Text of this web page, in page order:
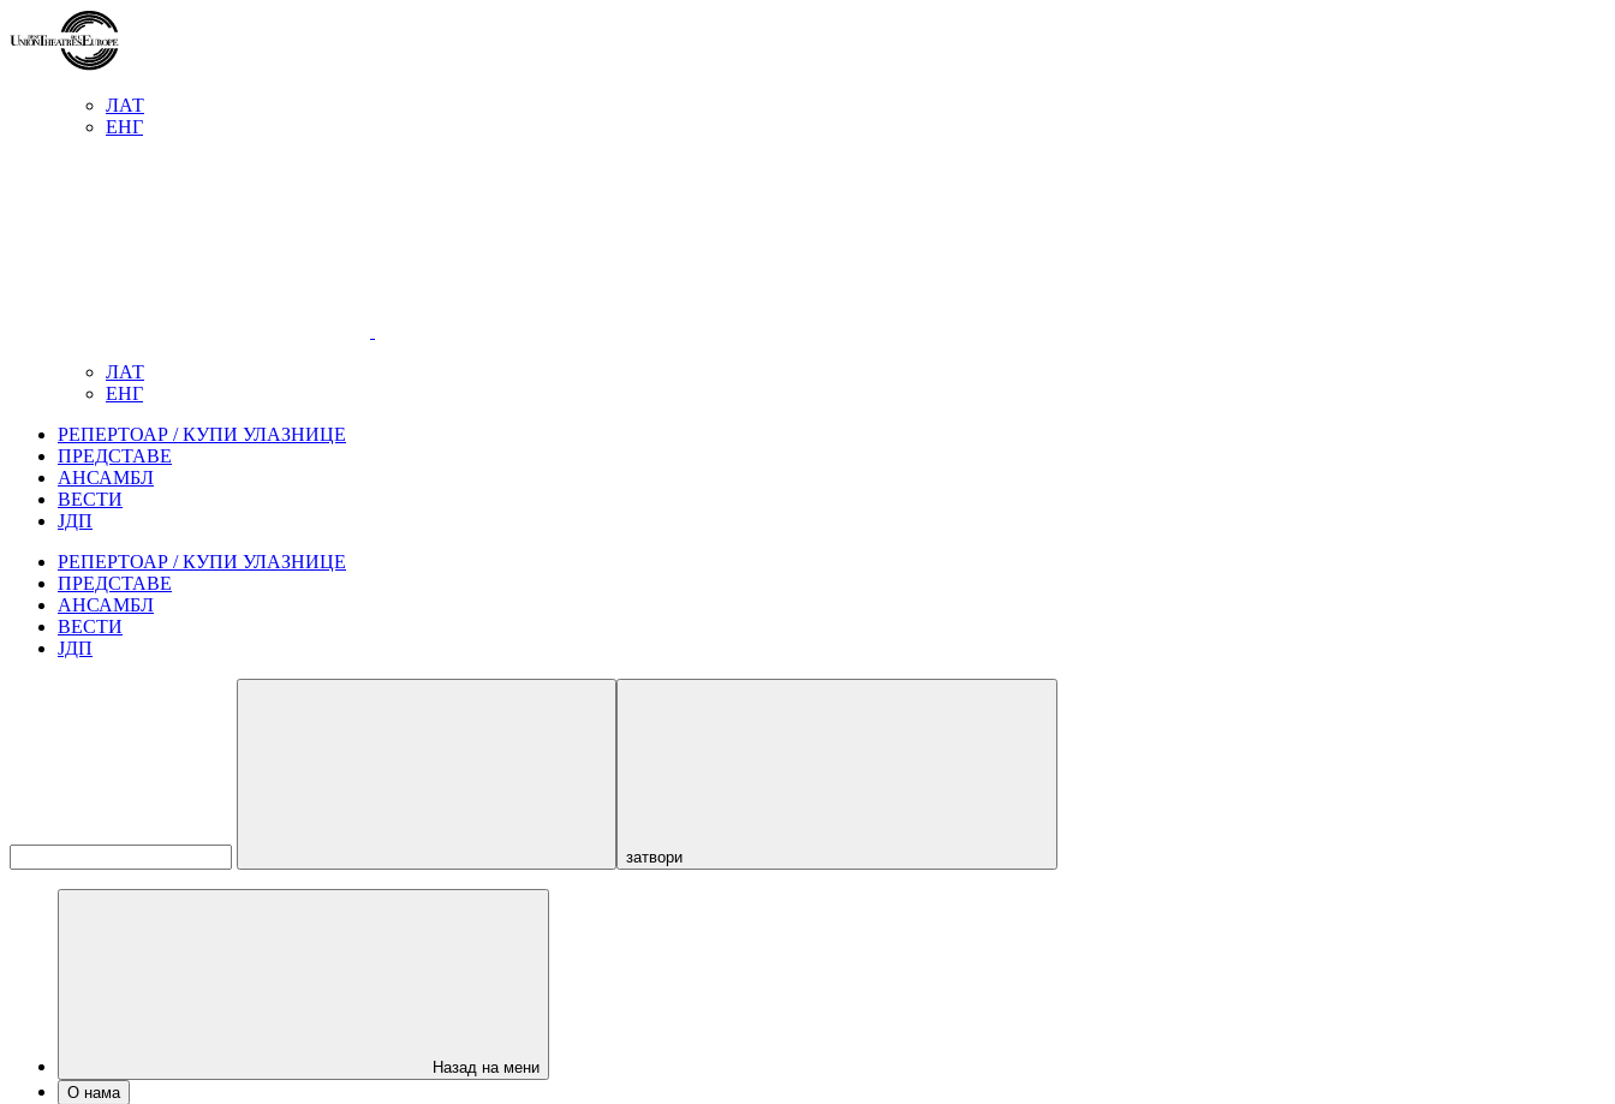
ЛАТ
ЕНГ
ЛАТ
ЕНГ
РЕПЕРТОАР / КУПИ УЛАЗНИЦЕ
ПРЕДСТАВЕ
АНСАМБЛ
ВЕСТИ
ЈДП
РЕПЕРТОАР / КУПИ УЛАЗНИЦЕ
ПРЕДСТАВЕ
АНСАМБЛ
ВЕСТИ
ЈДП
затвори
Назад на мени
О нама